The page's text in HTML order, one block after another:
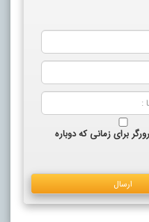
برای زمانی که دوباره